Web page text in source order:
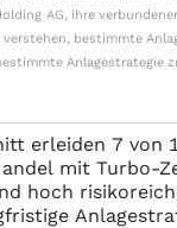
AG, ihre
bestimmte
Anlagestrategie
erleiden 7 von
mit Turbo-
hoch